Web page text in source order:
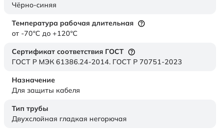
Чёрно-синяя
Температура рабочая длительная
от -70°C до +120°C
Сертификат соответствия ГОСТ
ГОСТ Р МЭК 61386.24-2014. ГОСТ Р 70751-2023
Назначение
Для защиты кабеля
Тип трубы
Двухслойная гладкая негорючая